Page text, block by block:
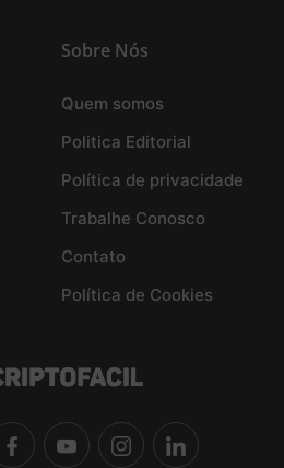
Sobre Nós
Quem somos
Politica Editorial
Política de privacidade
Trabalhe Conosco
Contato
Política de Cookies